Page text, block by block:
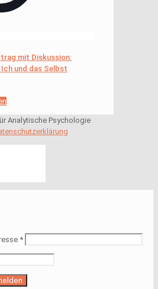
mit Diskussion:
Ich und das Selbst
Analytische Psychologie
*